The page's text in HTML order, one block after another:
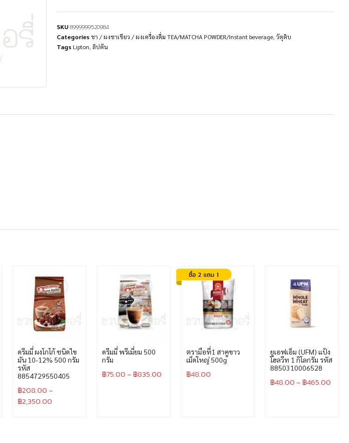
SKU8999999520984
Categories ชา / ผงชาเขียว / ผงเครื่องดื่ม TEA/MATCHA POWDER/Instant beverage, วัตุดิบ
Tags Lipton ลิปตัน
ดรีมมี่ ผงโกโก้ ชนิดไข
มัน 10-12% 500 กรัม
รหัส
8854729550405
฿208.00–
฿2,350.00
ดรีมมี่ พรีเมี่ยม 500
กรัม
฿75.00– ฿835.00
ตรามือที่1 สาคูขาว
เม็ดใหญ่ 500g
฿48.00
ยูเอฟเอ็ม (UFM) แป้ง
โฮลวีท 1 กิโลกรัม รหัส
8850310006528
฿48.00– ฿465.00